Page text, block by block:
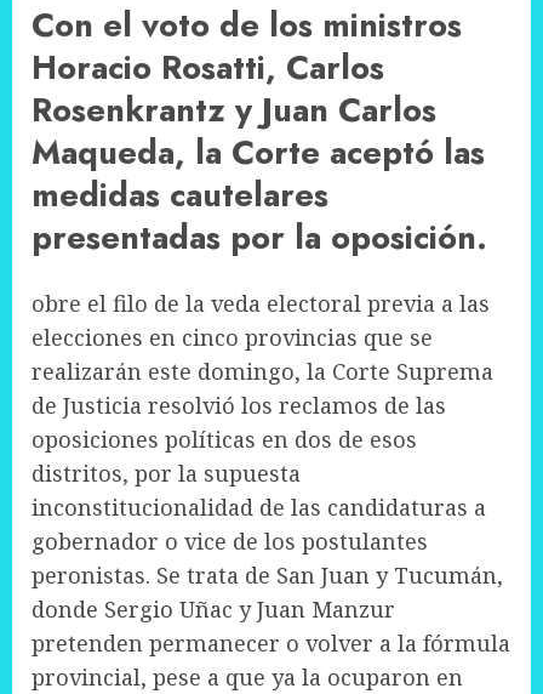
Con el voto de los ministros
Horacio Rosatti, Carlos
Rosenkrantz y Juan Carlos
Maqueda, la Corte aceptó las
medidas cautelares
presentadas por la oposición.
obre el filo de la veda electoral previa a las
elecciones en cinco provincias que se
realizarán este domingo, la Corte Suprema
de Justicia resolvió los reclamos de las
oposiciones políticas en dos de esos
distritos, por la supuesta
inconstitucionalidad de las candidaturas a
gobernador o vice de los postulantes
peronistas. Se trata de San Juan y Tucumán,
donde Sergio Uñac y Juan Manzur
pretenden permanecer o volver a la fórmula
provincial, pese a que ya la ocuparon en